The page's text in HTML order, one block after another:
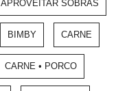
APROVEITAR SOBRAS
BIMBY CARNE
CARNE • PORCO